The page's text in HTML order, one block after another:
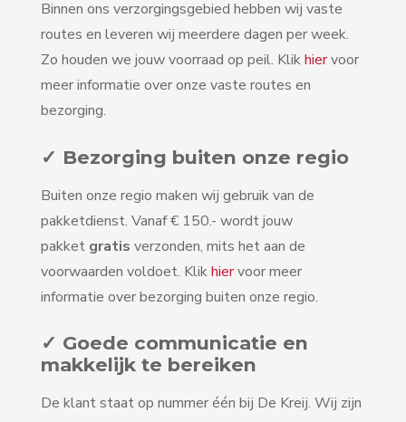
Binnen ons verzorgingsgebied hebben wij vaste
routes en leveren wij meerdere dagen per week.
Zo houden we jouw voorraad op peil. Klikhiervoor
meer informatie over onze vaste routes en
bezorging.
✓ Bezorging buiten onze regio
Buiten onze regio maken wij gebruik van de
pakketdienst. Vanaf € 150.- wordt jouw
pakket gratis verzonden, mits het aan de
voorwaarden voldoet. Klikhiervoor meer
informatie over bezorging buiten onze regio.
✓ Goede communicatie en
makkelijk te bereiken
De klant staat op nummer één bij De Kreij. Wij zijn